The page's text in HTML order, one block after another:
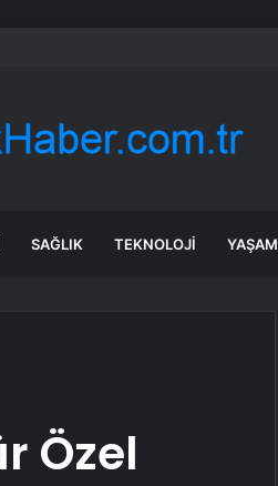
öldürdü
SAĞLIK TEKNOLOJI YAŞAM
Özel